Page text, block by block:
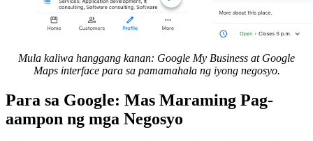
Mula kaliwa hanggang kanan: Google My Business at Google
Maps interface para sa pamamahala ng iyong negosyo.
Para sa Google: Mas Maraming Pag-
aampon ng mga Negosyo